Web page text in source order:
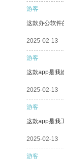
游客
这款办公软件
2025-02-13
游客
这款app是我
2025-02-13
游客
这款app是我
2025-02-13
游客